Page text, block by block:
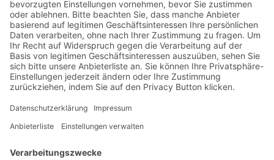
grössere Anlagen bieten sie hohe Belastbarkeit.
Lager- & Logistiknews
Exklusive Rabatte
Neuheiten
Newsletter abonnieren
Lösungen